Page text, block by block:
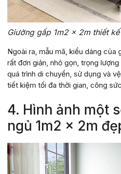
Giường gấp 1m2 x 2m thiết
Ngoài ra, mẫu mã, kiểu dáng của
rất đơn giản, nhỏ gọn, trọng
quá trình di chuyển, sử dụng và
tiết kiệm tối đa thời gian, công
4. Hình ảnh một
ngủ 1m2 x 2m